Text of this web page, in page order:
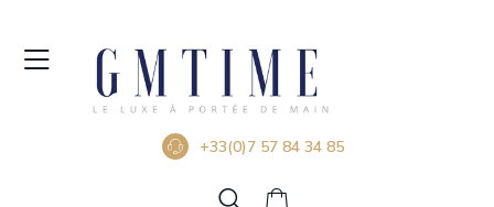
+33(0)7 57 84 34 85